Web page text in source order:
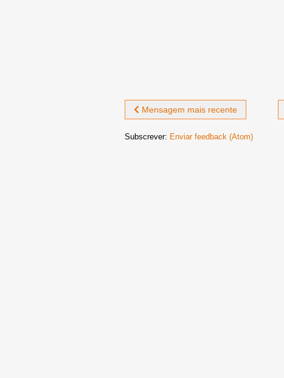
Mensagem mais recente
Subscrever: Enviar feedback (Atom)